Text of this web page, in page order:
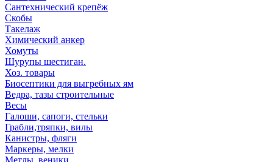
Сантехнический крепёж
Скобы
Такелаж
Химический анкер
Хомуты
Шурупы шестиган.
Хоз. товары
Биосептики для выгребных ям
Ведра, тазы строительные
Весы
Галоши, сапоги, стельки
Грабли,тряпки, вилы
Канистры, фляги
Маркеры, мелки
Метлы, веники